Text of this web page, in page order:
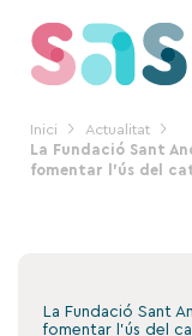
contingut
Inici
Actualitat
La Fundació Sant
fomentar l’ús del
La Fundació Sant
fomentar l’ús del